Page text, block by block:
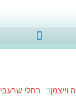
וייצמן רחלי שרעבי